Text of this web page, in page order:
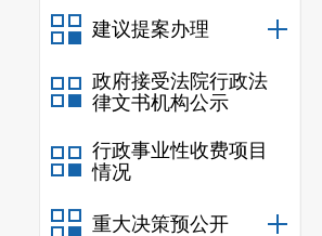
建议提案办理
政府接受法院行政法
律文书机构公示
行政事业性收费项目
情况
重大决策预公开